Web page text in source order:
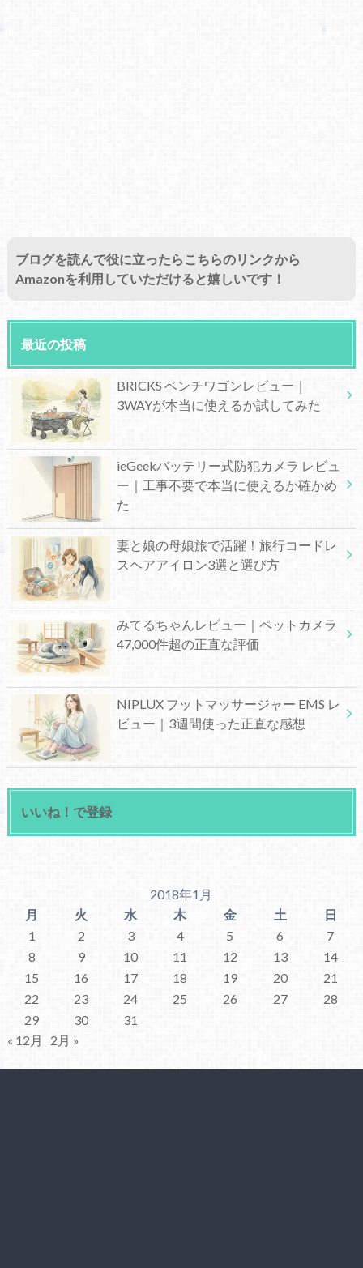
ブログを読んで役に立ったらこちらのリンクから
Amazonを利用していただけると嬉しいです！
最近の投稿
BRICKS ベンチワゴンレビュー｜
3WAYが本当に使えるか試してみた
ieGeekバッテリー式防犯カメラ レビュ
ー｜工事不要で本当に使えるか確かめ
た
妻と娘の母娘旅で活躍！旅行コードレ
スヘアアイロン3選と選び方
みてるちゃんレビュー｜ペットカメラ
47,000件超の正直な評価
NIPLUX フットマッサージャー EMS レ
ビュー｜3週間使った正直な感想
いいね！で登録
2018年1月
月
火 水 木 金 土
日
1
2 3 4 5 6
7
8
9 10 11 12 13
14
15
16 17 18 19 20
21
22
23 24 25 26 27
28
29
30
31
« 12月
2月 »